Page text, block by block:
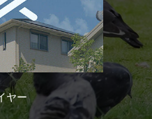
ヤー